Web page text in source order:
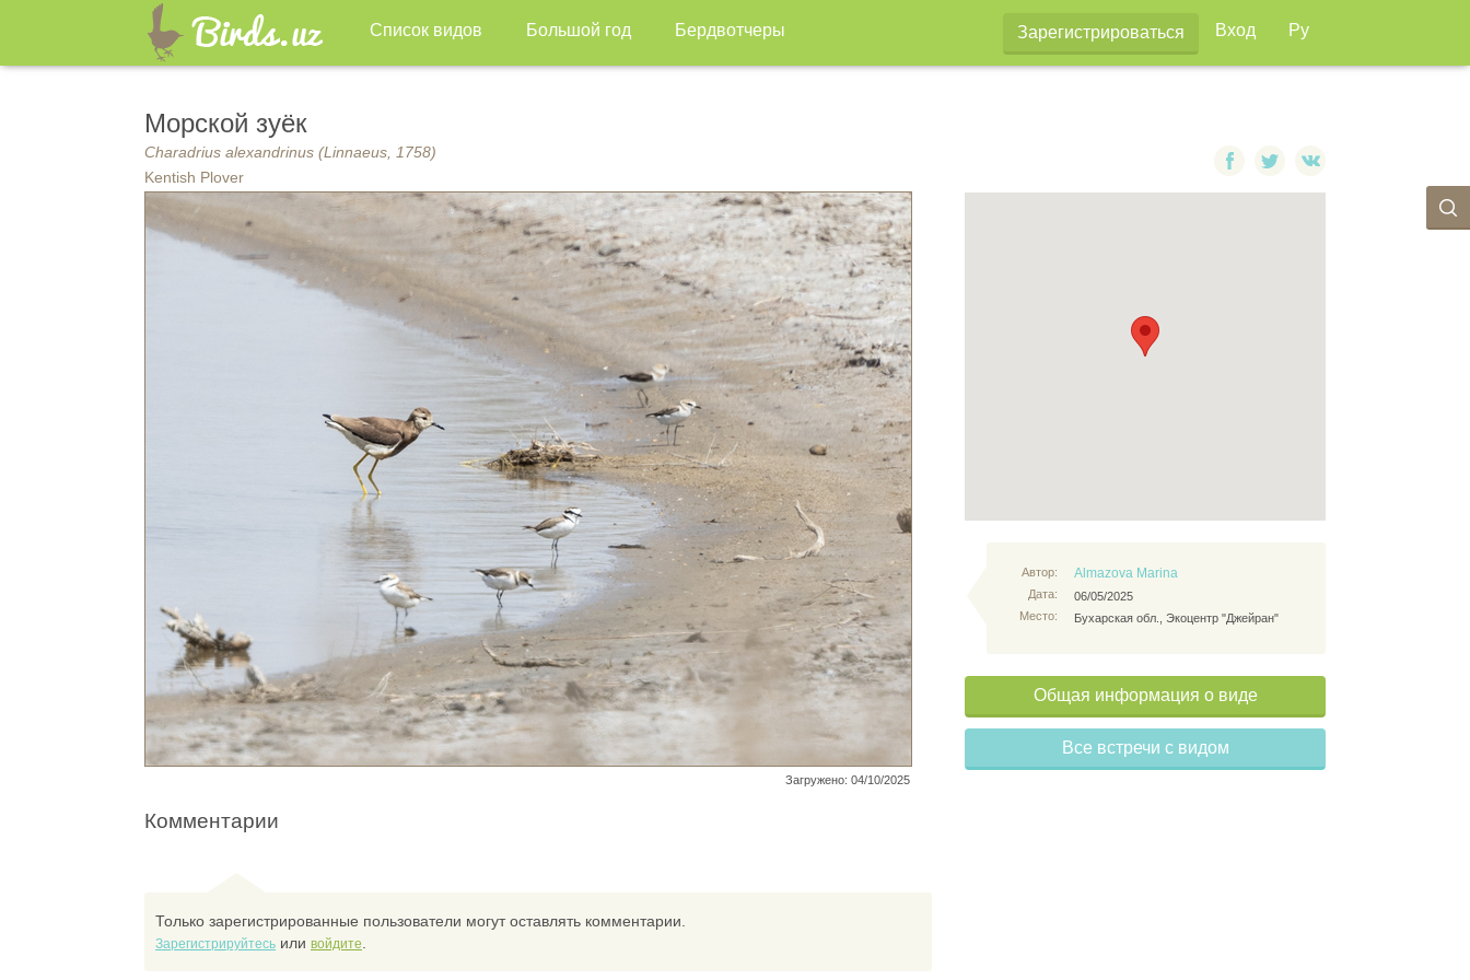
Список видов Большой год Бердвотчеры Зарегистрироваться Вход Ру
Морской зуёк
Charadrius alexandrinus (Linnaeus, 1758)
Kentish Plover
Загружено: 04/10/2025
Автор:
Дата:
Место:
Almazova Marina
06/05/2025
Бухарская обл., Экоцентр "Джейран"
Общая информация о виде
Все встречи с видом
Комментарии
Только зарегистрированные пользователи могут оставлять комментарии.
Зарегистрируйтесь или войдите